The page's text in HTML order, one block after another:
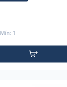
Mín: 1